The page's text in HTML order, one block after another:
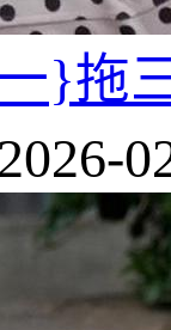
}拖
2026-